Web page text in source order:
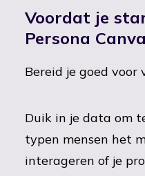
Voordat je
Persona
Bereid je goed voor
Duik in je data om
typen mensen het
interageren of je